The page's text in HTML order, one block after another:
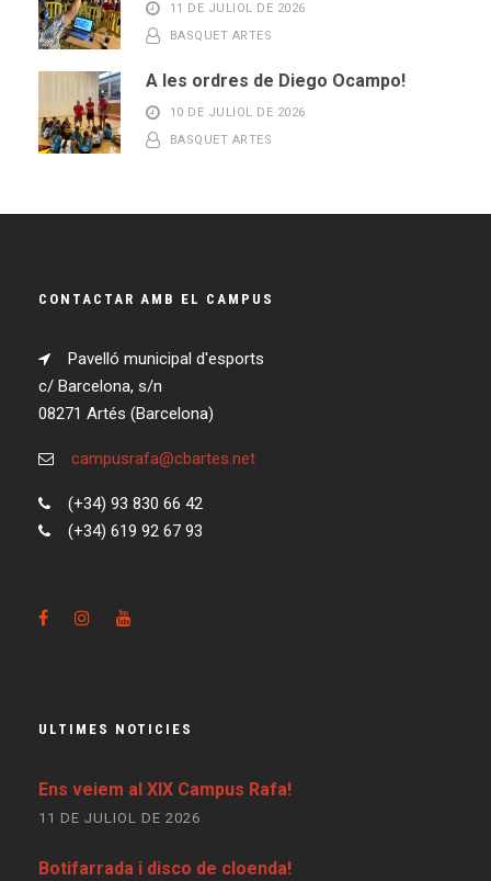
11 DE JULIOL DE 2026
BASQUET ARTES
A les ordres de Diego Ocampo!
10 DE JULIOL DE 2026
BASQUET ARTES
CONTACTAR AMB EL CAMPUS
Pavelló municipal d'esports
c/ Barcelona, s/n
08271 Artés (Barcelona)
campusrafa@cbartes.net
(+34) 93 830 66 42
(+34) 619 92 67 93
ULTIMES NOTICIES
Ens veiem al XIX Campus Rafa!
11 DE JULIOL DE 2026
Botifarrada i disco de cloenda!